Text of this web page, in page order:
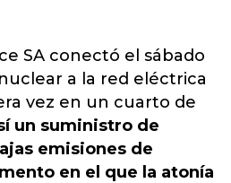
SA conectó el sábado
a la red eléctrica
vez en un cuarto de
un suministro de
emisiones de
en el que la atonía